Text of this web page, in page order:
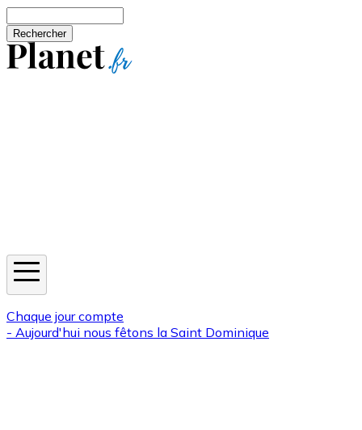
Chaque jour compte
- Aujourd'hui nous fêtons la Saint Dominique